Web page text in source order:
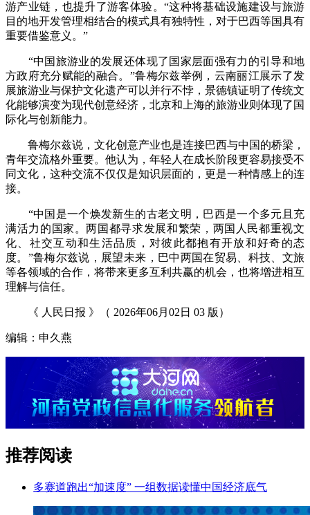
游产业链，也提升了游客体验。“这种将基础设施建设与旅游
目的地开发管理相结合的模式具有独特性，对于巴西等国具有
重要借鉴意义。”
“中国旅游业的发展还体现了国家层面强有力的引导和地
方政府充分赋能的融合。”鲁梅尔兹举例，云南丽江展示了发
展旅游业与保护文化遗产可以并行不悖，景德镇证明了传统文
化能够演变为现代创意经济，北京和上海的旅游业则体现了国
际化与创新能力。
鲁梅尔兹说，文化创意产业也是连接巴西与中国的桥梁，
青年交流格外重要。他认为，年轻人在成长阶段更容易接受不
同文化，这种交流不仅仅是知识层面的，更是一种情感上的连
接。
“中国是一个焕发新生的古老文明，巴西是一个多元且充
满活力的国家。两国都寻求发展和繁荣，两国人民都重视文
化、社交互动和生活品质，对彼此都抱有开放和好奇的态
度。”鲁梅尔兹说，展望未来，巴中两国在贸易、科技、文旅
等各领域的合作，将带来更多互利共赢的机会，也将增进相互
理解与信任。
《 人民日报 》（ 2026年06月02日 03 版）
编辑：申久燕
推荐阅读
多赛道跑出“加速度” 一组数据读懂中国经济底气